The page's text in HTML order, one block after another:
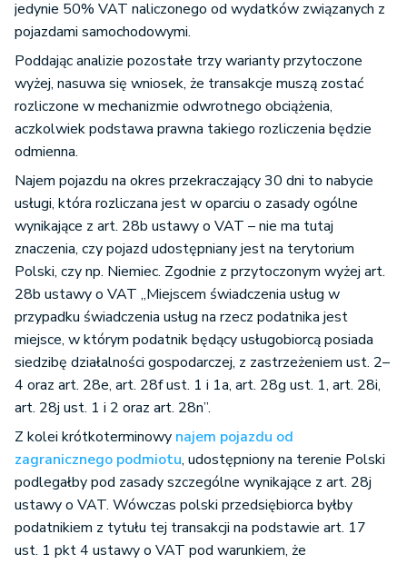
jedynie 50% VAT naliczonego od wydatków związanych z
pojazdami samochodowymi.
Poddając analizie pozostałe trzy warianty przytoczone
wyżej, nasuwa się wniosek, że transakcje muszą zostać
rozliczone w mechanizmie odwrotnego obciążenia,
aczkolwiek podstawa prawna takiego rozliczenia będzie
odmienna.
Najem pojazdu na okres przekraczający 30 dni to nabycie
usługi, która rozliczana jest w oparciu o zasady ogólne
wynikające z art. 28b ustawy o VAT – nie ma tutaj
znaczenia, czy pojazd udostępniany jest na terytorium
Polski, czy np. Niemiec. Zgodnie z przytoczonym wyżej art.
28b ustawy o VAT „Miejscem świadczenia usług w
przypadku świadczenia usług na rzecz podatnika jest
miejsce, w którym podatnik będący usługobiorcą posiada
siedzibę działalności gospodarczej, z zastrzeżeniem ust. 2–
4 oraz art. 28e, art. 28f ust. 1 i 1a, art. 28g ust. 1, art. 28i,
art. 28j ust. 1 i 2 oraz art. 28n”.
Z kolei krótkoterminowy najem pojazdu od
zagranicznego podmiotu, udostępniony na terenie Polski
podlegałby pod zasady szczególne wynikające z art. 28j
ustawy o VAT. Wówczas polski przedsiębiorca byłby
podatnikiem z tytułu tej transakcji na podstawie art. 17
ust. 1 pkt 4 ustawy o VAT pod warunkiem, że